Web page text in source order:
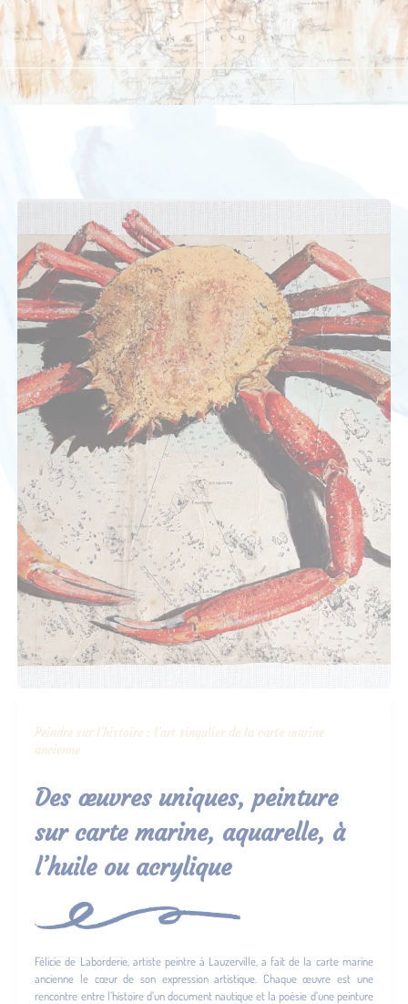
Peindre sur l’histoire : l’art singulier de la carte marine
ancienne
Des œuvres uniques, peinture
sur carte marine, aquarelle, à
l’huile ou acrylique
Félicie de Laborderie, artiste peintre à Lauzerville, a fait de la carte marine
ancienne le cœur de son expression artistique. Chaque œuvre est une
rencontre entre l’histoire d’un document nautique et la poésie d’une peinture